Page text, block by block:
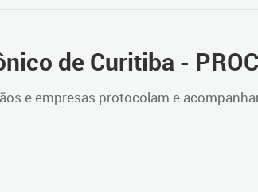
de Curitiba -
e empresas protocolam e